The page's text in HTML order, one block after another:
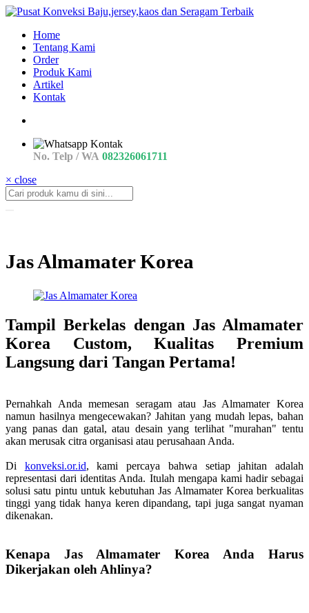
Home
Tentang Kami
Order
Produk Kami
Artikel
Kontak
No. Telp / WA 082326061711
× close
Jas Almamater Korea
Tampil Berkelas dengan Jas Almamater
Korea Custom, Kualitas Premium
Langsung dari Tangan Pertama!
Pernahkah Anda memesan seragam atau Jas Almamater Korea
namun hasilnya mengecewakan? Jahitan yang mudah lepas, bahan
yang panas dan gatal, atau desain yang terlihat "murahan" tentu
akan merusak citra organisasi atau perusahaan Anda.
Di konveksi.or.id, kami percaya bahwa setiap jahitan adalah
representasi dari identitas Anda. Itulah mengapa kami hadir sebagai
solusi satu pintu untuk kebutuhan Jas Almamater Korea berkualitas
tinggi yang tidak hanya keren dipandang, tapi juga sangat nyaman
dikenakan.
Kenapa Jas Almamater Korea Anda Harus
Dikerjakan oleh Ahlinya?